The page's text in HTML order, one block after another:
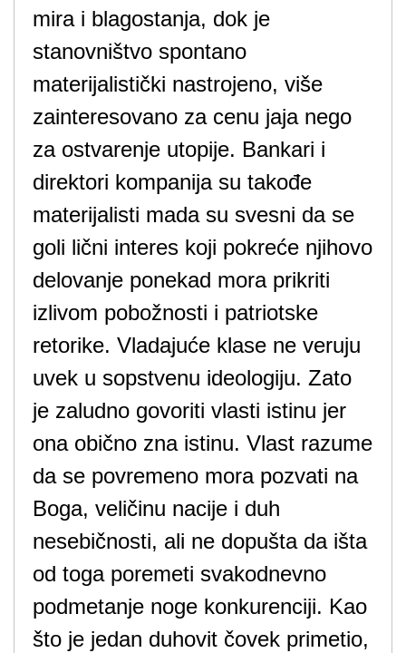
mira i blagostanja, dok je
stanovništvo spontano
materijalistički nastrojeno, više
zainteresovano za cenu jaja nego
za ostvarenje utopije. Bankari i
direktori kompanija su takođe
materijalisti mada su svesni da se
goli lični interes koji pokreće njihovo
delovanje ponekad mora prikriti
izlivom pobožnosti i patriotske
retorike. Vladajuće klase ne veruju
uvek u sopstvenu ideologiju. Zato
je zaludno govoriti vlasti istinu jer
ona obično zna istinu. Vlast razume
da se povremeno mora pozvati na
Boga, veličinu nacije i duh
nesebičnosti, ali ne dopušta da išta
od toga poremeti svakodnevno
podmetanje noge konkurenciji. Kao
što je jedan duhovit čovek primetio,